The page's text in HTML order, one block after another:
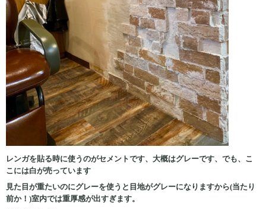
レンガを貼る時に使うのがセメントです、大概はグレーです、でも、こ
こには白が売っています
見た目が重たいのにグレーを使うと目地がグレーになりますから(当たり
前か！)室内では重厚感が出すぎます。